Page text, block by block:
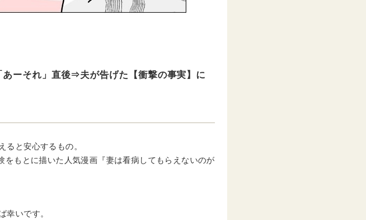
ーそれ」直後⇒夫が告げた【衝撃の事実】に
と安心するもの。
もとに描いた人気漫画『妻は看病してもらえないのが
いです。